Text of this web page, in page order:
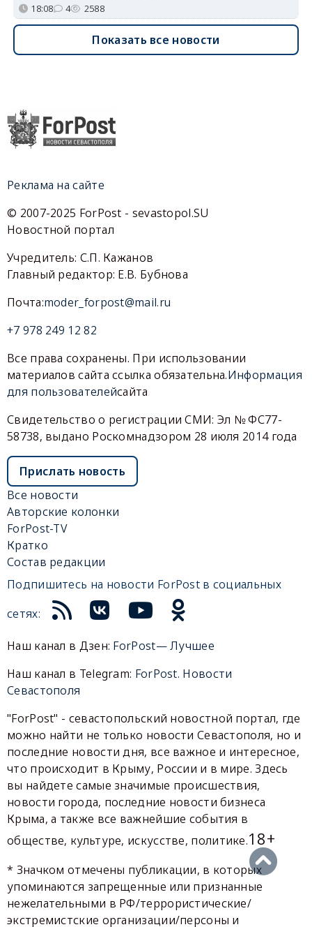
18:08 4 2588
Показать все новости
Реклама на сайте
© 2007-2025 ForPost - sevastopol.SU
Новостной портал
Учредитель: С.П. Кажанов
Главный редактор: Е.В. Бубнова
Почта:moder_forpost@mail.ru
+7 978 249 12 82
Все права сохранены. При использовании
материалов сайта ссылка обязательна.Информация
для пользователейсайта
Свидетельство о регистрации СМИ: Эл № ФС77-
58738, выдано Роскомнадзором 28 июля 2014 года
Прислать новость
Все новости
Авторские колонки
ForPost-TV
Кратко
Состав редакции
Подпишитесь на новости ForPost в социальных
сетях:
Наш канал в Дзен: ForPost— Лучшее
Наш канал в Telegram: ForPost. Новости
Севастополя
"ForPost" - севастопольский новостной портал, где
можно найти не только новости Севастополя, но и
последние новости дня, все важное и интересное,
что происходит в Крыму, России и в мире. Здесь
вы найдете самые значимые происшествия,
новости города, последние новости бизнеса
Крыма, а также все важнейшие события в
обществе, культуре, искусстве, политике.18+
* Значком отмечены публикации, в которых
упоминаются запрещенные или признанные
нежелательными в РФ/террористические/
экстремистские организации/персоны и